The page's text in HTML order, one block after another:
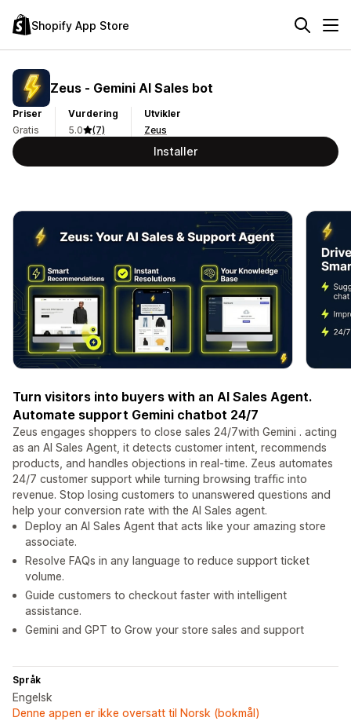
Shopify App Store
Zeus ‑ Gemini AI Sales bot
Priser
Gratis
Vurdering
5.0
(7)
Utvikler
Zeus
Installer
Turn visitors into buyers with an AI Sales Agent.
Automate support Gemini chatbot 24/7
Zeus engages shoppers to close sales 24/7with Gemini . acting
as an AI Sales Agent, it detects customer intent, recommends
products, and handles objections in real-time. Zeus automates
24/7 customer support while turning browsing traffic into
revenue. Stop losing customers to unanswered questions and
help your conversion rate with the AI Sales agent.
Deploy an AI Sales Agent that acts like your amazing store
associate.
Resolve FAQs in any language to reduce support ticket
volume.
Guide customers to checkout faster with intelligent
assistance.
Gemini and GPT to Grow your store sales and support
Språk
Engelsk
Denne appen er ikke oversatt til Norsk (bokmål)